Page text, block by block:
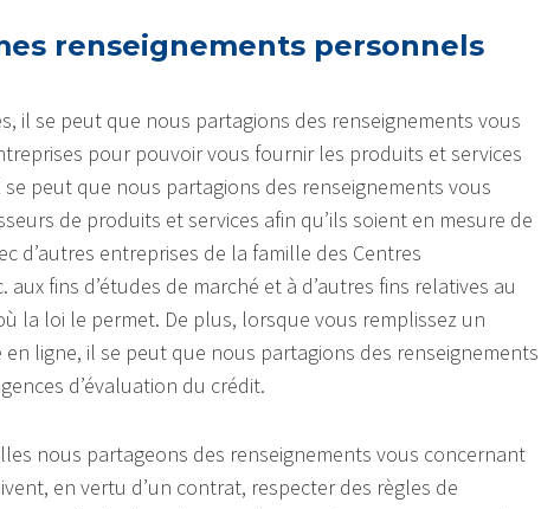
renseignements personnels
il se peut que nous partagions des renseignements vous
pour pouvoir vous fournir les produits et services
peut que nous partagions des renseignements vous
de produits et services afin qu’ils soient en mesure de
d’autres entreprises de la famille des Centres
fins d’études de marché et à d’autres fins relatives au
la loi le permet. De plus, lorsque vous remplissez un
ligne, il se peut que nous partagions des renseignements
d’évaluation du crédit.
nous partageons des renseignements vous concernant
en vertu d’un contrat, respecter des règles de